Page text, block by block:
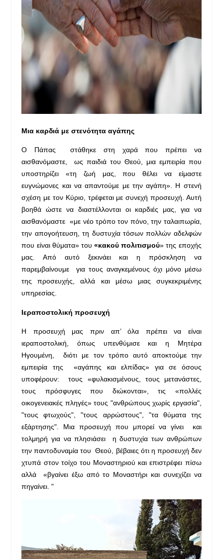
Μια καρδιά με στενότητα αγάπης
Ο Πάπας στάθηκε στη χαρά που πρέπει να
αισθανόμαστε, ως παιδιά του Θεού, μια εμπειρία που
υποστηρίζει «τη ζωή μας, που θέλει να είμαστε
ευγνώμονες και να απαντούμε με την αγάπη». Η στενή
σχέση με τον Κύριο, τρέφεται με συνεχή προσευχή. Αυτή
βοηθά ώστε να διαστέλλονται οι καρδιές μας, για να
αισθανόμαστε «με νέο τρόπο τον πόνο, την ταλαιπωρία,
την απογοήτευση, τη δυστυχία τόσων πολλών αδελφών
που είναι θύματα» του«κακού πολιτισμού» της εποχής
μας. Από αυτό ξεκινάει και η πρόσκληση να
παρεμβαίνουμε για τους αναγκεμένους όχι μόνο μέσω
της προσευχής, αλλά και μέσω μιας συγκεκριμένης
υπηρεσίας.
Ιεραποστολική προσευχή
Η προσευχή μας πριν απ’ όλα πρέπει να είναι
ιεραποστολική, όπως υπενθύμισε και η Μητέρα
Ηγουμένη, διότι με τον τρόπο αυτό αποκτούμε την
εμπειρία της «αγάπης και ελπίδας» για σε όσους
υποφέρουν: τους «φυλακισμένους, τους μετανάστες,
τους πρόσφυγες που διώκονται», τις «πολλές
οικογενειακές πληγές» τους "ανθρώπους χωρίς εργασία",
"τους φτωχούς", "τους αρρώστους", "τα θύματα της
εξάρτησης". Μια προσευχή που μπορεί να γίνει και
τολμηρή για να πλησιάσει η δυστυχία των ανθρώπων
την παντοδυναμία του Θεού, βέβαιες ότι η προσευχή δεν
χτυπά στον τοίχο του Μοναστηριού και επιστρέφει πίσω
αλλά «βγαίνει έξω από το Μοναστήρι και συνεχίζει να
πηγαίνει. "